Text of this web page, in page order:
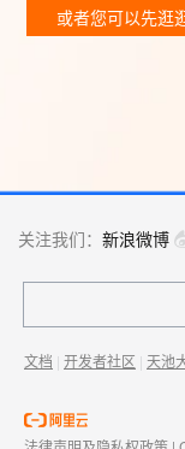
或者您可以先逛